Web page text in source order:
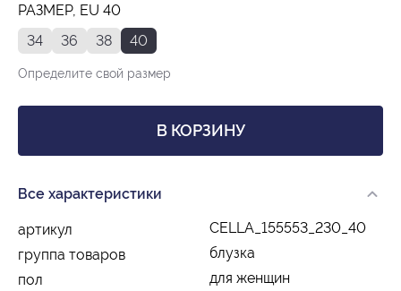
РАЗМЕР, EU 40
34
36 38 40
Определите свой размер
В КОРЗИНУ
Все характеристики
артикул
CELLA_155553_230_40
группа товаров
блузка
пол
для женщин